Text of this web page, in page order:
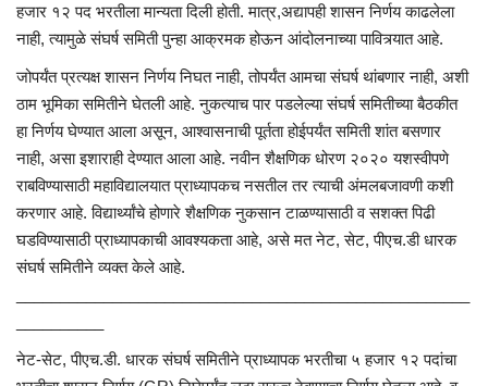
हजार १२ पद भरतीला मान्यता दिली होती. मात्र,अद्यापही शासन निर्णय काढलेला
नाही, त्यामुळे संघर्ष समिती पुन्हा आक्रमक होऊन आंदोलनाच्या पावित्र्यात आहे.
जोपर्यंत प्रत्यक्ष शासन निर्णय निघत नाही,तोपर्यंतआमचा संघर्ष थांबणार नाही, अशी
ठाम भूमिका समितीने घेतली आहे.नुकत्याचपार पडलेल्या संघर्ष समितीच्या बैठकीत
हा निर्णय घेण्यात आला असून, आश्वासनाची पूर्तताहोईपर्यंतसमिती शांत बसणार
नाही, असा इशाराही देण्यात आला आहे.नवीन शैक्षणिक धोरण२०२०यशस्वीपणे
राबविण्यासाठी महाविद्यालयात प्राध्यापकच नसतील तर त्याची अंमलबजावणी कशी
करणार आहे.विद्यार्थ्यांचे होणारे शैक्षणिक नुकसान टाळण्यासाठीवसशक्त पिढी
घडविण्यासाठीप्राध्यापकाची आवश्यकता आहे, असे मत नेट,सेट,पीएच.डीधारक
संघर्ष समितीने व्यक्त केले आहे.
नेट-सेट,पीएच.डी. धारक संघर्ष समितीने प्राध्यापक भरतीचा ५ हजार १२ पदांचा